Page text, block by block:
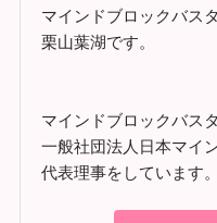
マインドブロックバス
栗山葉湖です。
マインドブロックバス
一般社団法人日本マイ
代表理事をしています。